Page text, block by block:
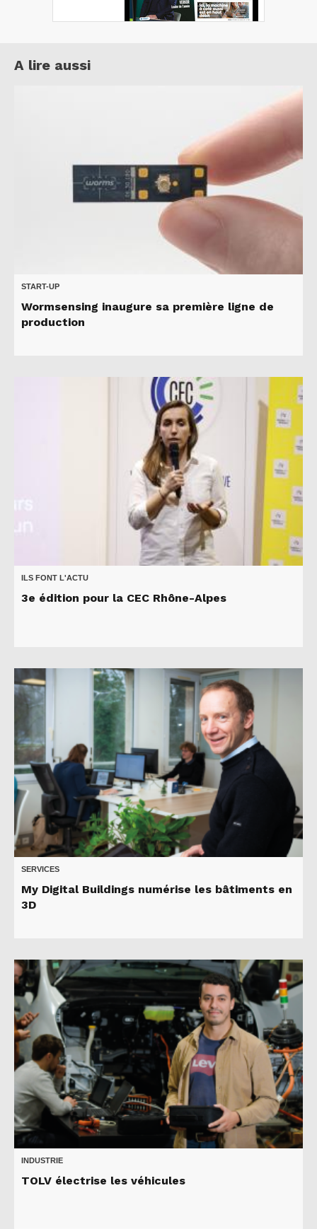
A lire aussi
START-UP
Wormsensing inaugure sa première ligne de
production
ILS FONT L'ACTU
3e édition pour la CEC Rhône-Alpes
SERVICES
My Digital Buildings numérise les bâtiments en
3D
INDUSTRIE
TOLV électrise les véhicules